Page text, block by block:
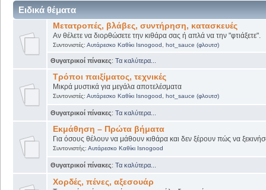
Ειδικά θέματα
Μετατροπές, βλάβες, συντήρηση, κατασκευές
Αν θέλετε να διορθώσετε την κιθάρα σας ή απλά να την "φτιάξετε".
Συντονιστές: Αυτάρεσκο Καθίκι Isnogood hot_sauce (φλουτσ)
Θυγατρικοί πίνακες: Τα καλύτερα...
Τρόποι παιξίματος, τεχνικές
Μικρά μυστικά για μεγάλα αποτελέσματα
Συντονιστές: Αυτάρεσκο Καθίκι Isnogood hot_sauce (φλουτσ)
Θυγατρικοί πίνακες: Τα καλύτερα...
Εκμάθηση – Πρώτα βήματα
Για όσους θέλουν να μάθουν κιθάρα και δεν ξέρουν πώς να
Συντονιστής: Αυτάρεσκο Καθίκι Isnogood
Θυγατρικοί πίνακες: Τα καλύτερα...
Χορδές, πένες, αξεσουάρ